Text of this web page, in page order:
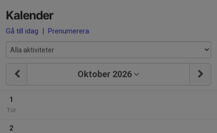
Kalender
Gå till idag | Prenumerera
Oktober 2026
1
Tor
2